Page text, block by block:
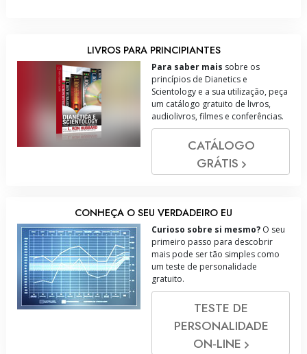
LIVROS PARA PRINCIPIANTES
Para saber mais sobre os
princípios de Dianetics e
Scientology e a sua utilização, peça
um catálogo gratuito de livros,
audiolivros, filmes e conferências.
CATÁLOGO
GRÁTIS
CONHEÇA O SEU VERDADEIRO EU
Curioso sobre si mesmo? O seu
primeiro passo para descobrir
mais pode ser tão simples como
um teste de personalidade
gratuito.
TESTE DE
PERSONALIDADE
ON‑LINE